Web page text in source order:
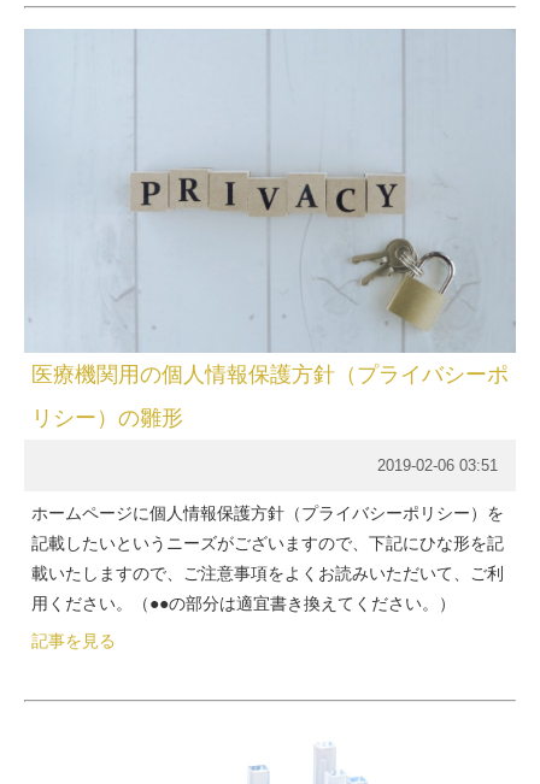
医療機関用の個人情報保護方針（プライバシーポ
リシー）の雛形
2019-02-06 03:51
ホームページに個人情報保護方針（プライバシーポリシー）を
記載したいというニーズがございますので、下記にひな形を記
載いたしますので、ご注意事項をよくお読みいただいて、ご利
用ください。（●●の部分は適宜書き換えてください。）
記事を見る